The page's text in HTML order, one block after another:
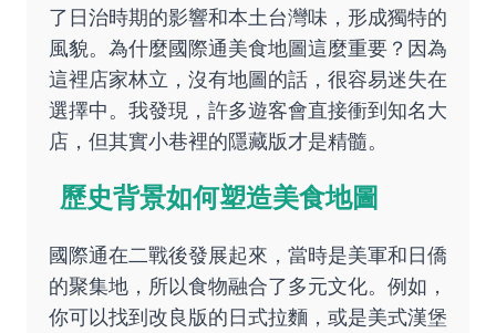
了日治時期的影響和本土台灣味，形成獨特的
風貌。為什麼國際通美食地圖這麼重要？因為
這裡店家林立，沒有地圖的話，很容易迷失在
選擇中。我發現，許多遊客會直接衝到知名大
店，但其實小巷裡的隱藏版才是精髓。
歷史背景如何塑造美食地圖
國際通在二戰後發展起來，當時是美軍和日僑
的聚集地，所以食物融合了多元文化。例如，
你可以找到改良版的日式拉麵，或是美式漢堡